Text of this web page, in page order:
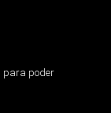
para poder